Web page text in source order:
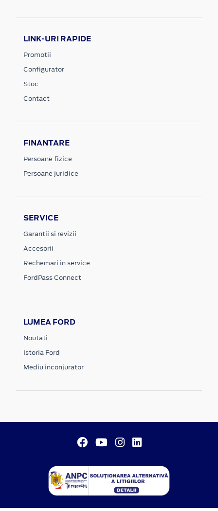
LINK-URI RAPIDE
Promotii
Configurator
Stoc
Contact
FINANTARE
Persoane fizice
Persoane juridice
SERVICE
Garantii si revizii
Accesorii
Rechemari in service
FordPass Connect
LUMEA FORD
Noutati
Istoria Ford
Mediu inconjurator